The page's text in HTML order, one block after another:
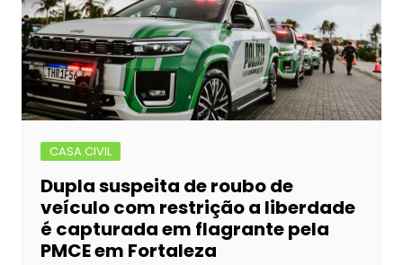
CASA CIVIL
Dupla suspeita de roubo de
veículo com restrição a liberdade
é capturada em flagrante pela
PMCE em Fortaleza